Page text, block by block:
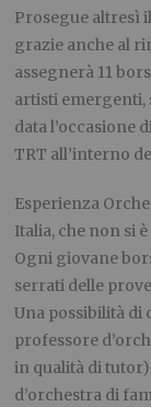
Prosegue altresì
grazie anche al
assegnerà 11
artisti emergenti,
data l’occasione
TRT all’interno
Esperienza
Italia, che non si
Ogni giovane
serrati delle
Una possibilità
professore
in qualità di
d’orchestra di